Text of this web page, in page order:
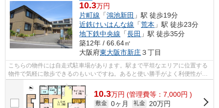
10.3万円
片町線 「鴻池新田 」駅 徒歩19分
近鉄けいはんな線 「荒本 」駅 徒歩23分
地下鉄中央線 「長田 」駅 徒歩35分
築12年 / 66.64㎡
大阪府東大阪市新庄３丁目
こちらの物件には自走式駐車場があります。駅まで平坦なエリアに位置する
物件で気軽に散歩できるのもいいですね。あると使い勝手がよく利便性が高
10.3万円 (管理費等：7,000円 )
敷金 0ヶ月 礼金
20万円